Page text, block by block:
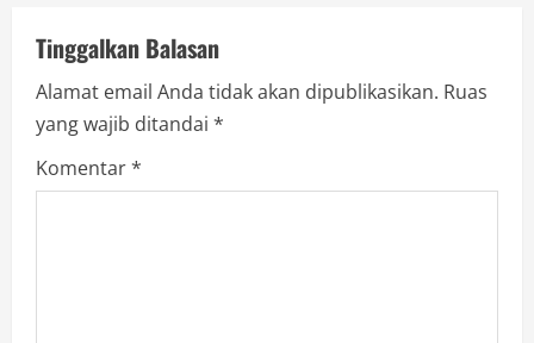
i
g
a
Tinggalkan Balasan
Alamat email Anda tidak akan dipublikasikan. Ruas
yang wajib ditandai *
Komentar*